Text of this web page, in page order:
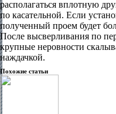
располагаться вплотную
по касательной. Если
полученный проем будет
После высверливания по
крупные неровности
наждачкой.
Похожие статьи